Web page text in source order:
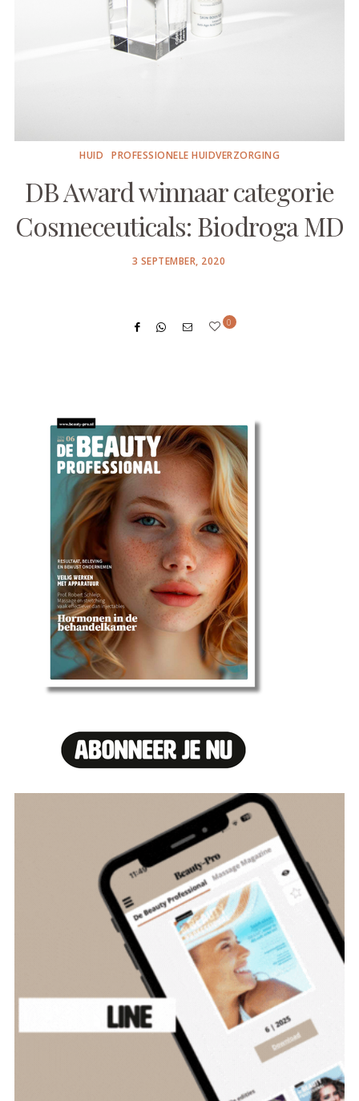
HUID PROFESSIONELE HUIDVERZORGING
DB Award winnaar categorie
Cosmeceuticals: Biodroga MD
POSTED
3 SEPTEMBER, 2020
0